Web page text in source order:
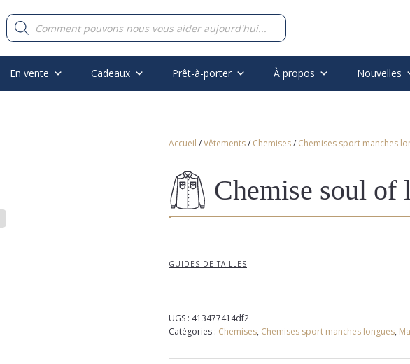
Recherche
de
produits
En vente Cadeaux Prêt-à-porter À propos Nouvelles
Accueil /Vêtements/ Chemises/ Chemises sport manches
Chemise soul of
GUIDES DE TAILLES
UGS : 413477414df2
Catégories : Chemises, Chemises sport manches longues,